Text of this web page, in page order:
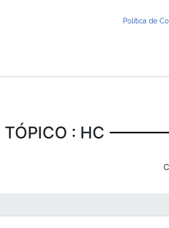
Política de
TÓPICO : HC